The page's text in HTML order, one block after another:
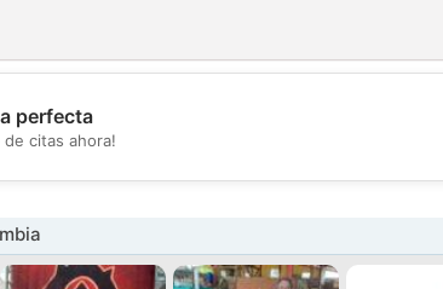
💕
perfecta
de citas ahora!